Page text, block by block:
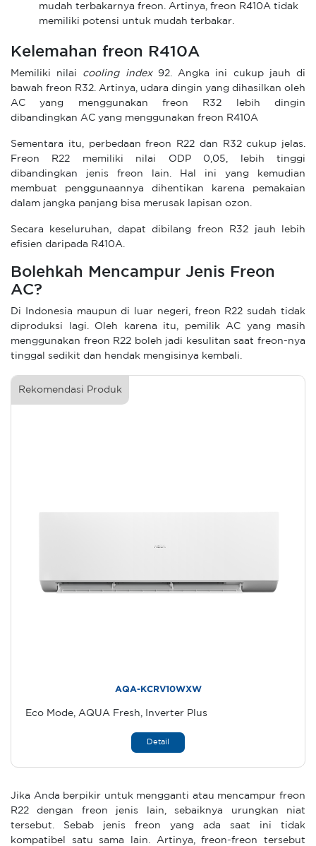
mudah terbakarnya freon. Artinya, freon R410A tidak
memiliki potensi untuk mudah terbakar.
Kelemahan freon R410A
Memiliki nilai cooling index92. Angka ini cukup jauh di
bawah freon R32. Artinya, udara dingin yang dihasilkan oleh
AC yang menggunakan freon R32 lebih dingin
dibandingkan AC yang menggunakan freon R410A
Sementara itu, perbedaan freon R22 dan R32 cukup jelas.
Freon R22 memiliki nilai ODP 0,05, lebih tinggi
dibandingkan jenis freon lain. Hal ini yang kemudian
membuat penggunaannya dihentikan karena pemakaian
dalam jangka panjang bisa merusak lapisan ozon.
Secara keseluruhan, dapat dibilang freon R32 jauh lebih
efisien daripada R410A.
Bolehkah Mencampur Jenis Freon
AC?
Di Indonesia maupun di luar negeri, freon R22 sudah tidak
diproduksi lagi. Oleh karena itu, pemilik AC yang masih
menggunakan freon R22 boleh jadi kesulitan saat freon-nya
tinggal sedikit dan hendak mengisinya kembali.
Rekomendasi Produk
AQA-KCRV10WXW
Eco Mode, AQUA Fresh, Inverter Plus
Detail
Jika Anda berpikir untuk mengganti atau mencampur freon
R22 dengan freon jenis lain, sebaiknya urungkan niat
tersebut. Sebab jenis freon yang ada saat ini tidak
kompatibel satu sama lain. Artinya, freon-freon tersebut